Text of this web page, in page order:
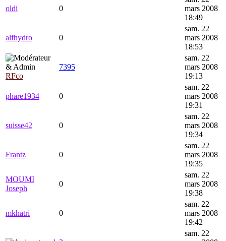
oldi 0
mars 2008
18:49
alfhydro 0
sam. 22
mars 2008
18:53
RFco
7395
sam. 22
mars 2008
19:13
phare1934 0
sam. 22
mars 2008
19:31
suisse42 0
sam. 22
mars 2008
19:34
Frantz 0
sam. 22
mars 2008
19:35
MOUMI
Joseph
0
sam. 22
mars 2008
19:38
mkhatri 0
sam. 22
mars 2008
19:42
sam. 22